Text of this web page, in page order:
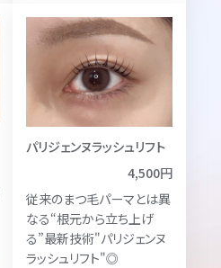
パリジェンヌラッシュリフト
4,500円
従来のまつ毛パーマとは異
なる“根元から立ち上げ
る”最新技術"パリジェンヌ
ラッシュリフト"◎